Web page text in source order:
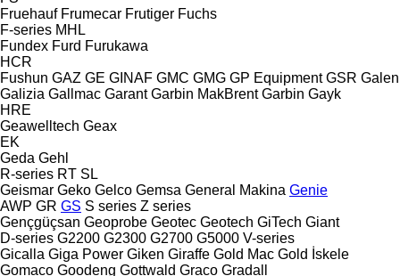
Fruehauf Frumecar Frutiger Fuchs
F-series MHL
Fundex Furd Furukawa
HCR
Fushun GAZ GE GINAF GMC GMG GP Equipment GSR Galen
Galizia Gallmac Garant Garbin MakBrent Garbin Gayk
HRE
Geawelltech Geax
EK
Geda Gehl
R-series RT SL
Geismar Geko Gelco Gemsa General Makina Genie
AWP GR GS S series Z series
Gençgüçsan Geoprobe Geotec Geotech GiTech Giant
D-series G2200 G2300 G2700 G5000 V-series
Gicalla Giga Power Giken Giraffe Gold Mac Gold İskele
Gomaco Goodeng Gottwald Graco Gradall